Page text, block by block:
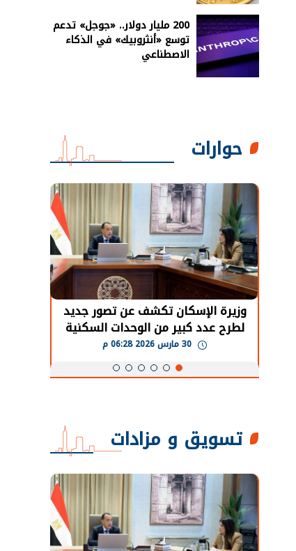
200 مليار دولار.. «جوجل» تدعم
توسع «أنثروبيك» في الذكاء
الاصطناعي
حوارات
وزيرة الإسكان تكشف عن تصور جديد
لطرح عدد كبير من الوحدات السكنية
بنظام الإيجار
تسويق و مزادات